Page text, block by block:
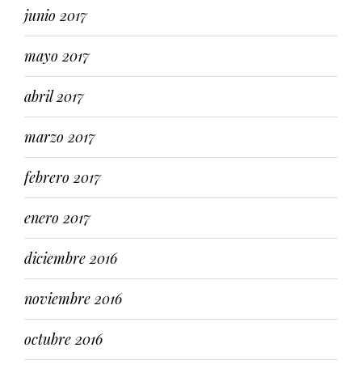
junio 2017
mayo 2017
abril 2017
marzo 2017
febrero 2017
enero 2017
diciembre 2016
noviembre 2016
octubre 2016